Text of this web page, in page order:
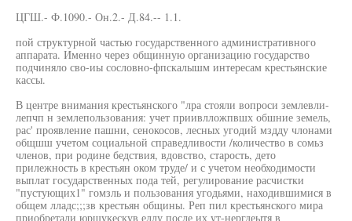
ЦГШ.- Ф.1090.- Он.2.- Д.84.-- 1.1.
пой структурной частью государственного административного
аппарата. Именно через общинную организацию государство
подчиняло сво-иы сословно-фпскалышм интересам крестьянские
кассы.
В центре внимания крестьянского "лра стояли вопроси землевли-
лепчп н землепользования: учет приивлложпвшх обшние земель,
рас' проявление пашни, сенокосов, лесных угодий мздду члонами
общшш учетом социальной справедливости /количество в сомьз
членов, при родине бедствия, вдовство, старость, дето
прилежность в крестьян оком труде/ и с учетом необходимости
выплат государственных пода тей, регулирование расчистки
"пустующих1" гомзль и пользования угодьями, находившимися в
общем лладс;;;зв крестьян общины. Реп пил крестьянского мира
приобретали юрщукескув еллу после их ут-нергдеытя в